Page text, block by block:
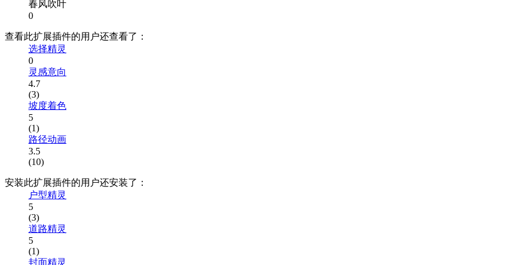
春风吹叶
0
查看此扩展插件的用户还查看了：
选择精灵
0
灵感意向
4.7
(3)
坡度着色
5
(1)
路径动画
3.5
(10)
安装此扩展插件的用户还安装了：
户型精灵
5
(3)
道路精灵
5
(1)
封面精灵